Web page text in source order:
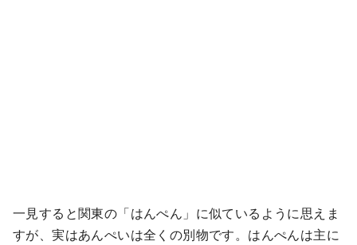
一見すると関東の「はんぺん」に似ているように思えま
すが、実はあんぺいは全くの別物です。はんぺんは主に